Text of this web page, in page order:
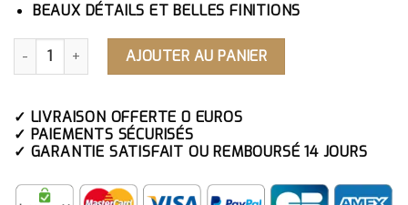
BEAUX DÉTAILS ET BELLES FINITIONS
QUANTITÉ DE STATUE MOAÏ VASE BLANC
AJOUTER AU PANIER
✓ LIVRAISON OFFERTE 0 EUROS
✓ PAIEMENTS SÉCURISÉS
✓ GARANTIE SATISFAIT OU REMBOURSÉ 14 JOURS